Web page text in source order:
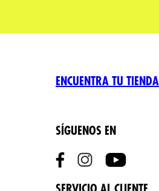
ENCUENTRA TU TIENDA
SÍGUENOS EN